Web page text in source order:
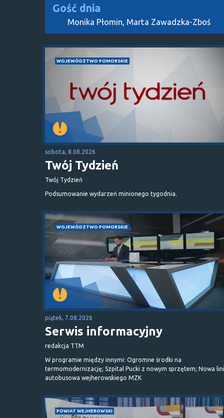
Gość dnia
Monika Płomin, Marta Zawadzka-Zboś
WOJEWÓDZTWO POMORSKIE
sobota, 8.08.2026
Twój Tydzień
Twój Tydzień
Podsumowanie wydarzeń minionego tygodnia.
WOJEWÓDZTWO POMORSKIE
piątek, 7.08.2026
Serwis informacyjny
redakcja TTM
W programie między innymi: Ogromne środki na
termomodernizację; Szpital Pucki z nowym sprzętem; Nowa
autobusowa wejherowskiego MZK
POWIAT WEJHEROWSKI